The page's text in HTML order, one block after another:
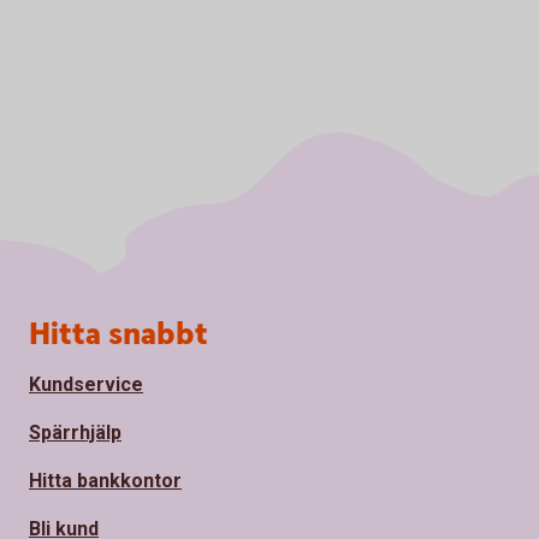
Sidfot
Hitta snabbt
Kundservice
Spärrhjälp
Hitta bankkontor
Bli kund